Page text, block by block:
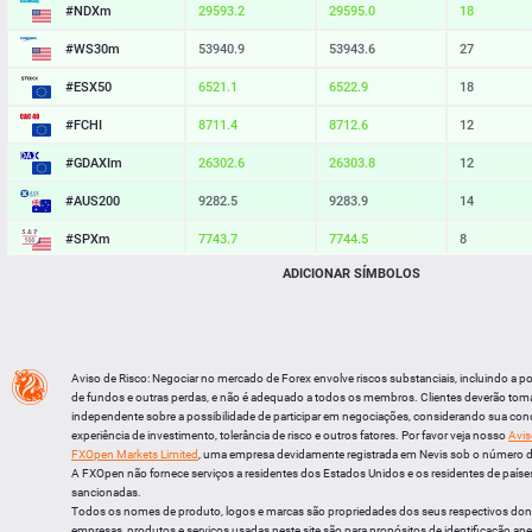
#NDXm 29593.2 29595.0 18
#WS30m 53940.9 53943.6 27
#ESX50 6521.1 6522.9 18
#FCHI 8711.4 8712.6 12
#GDAXIm 26302.6 26303.8 12
#AUS200 9282.5 9283.9 14
#SPXm 7743.7 7744.5 8
10895.4
LTCUSD 45.797 45.883 86
XRPUSD 1.02405 1.02565 160
ETHUSD 1910.384 1910.946 562
ADICIONAR SÍMBOLOS
Aviso de Risco: Negociar no mercado de Forex envolve riscos substanciais, incluindo a
de fundos e outras perdas, e não é adequado a todos os membros. Clientes deverão
independente sobre a possibilidade de participar em negociações, considerando sua
experiência de investimento, tolerância de risco e outros fatores. Por favor veja nosso
FXOpen Markets Limited , uma empresa devidamente registrada em Nevis sob o número
A FXOpen não fornece serviços a residentes dos Estados Unidos e os residentes de
sancionadas.
Todos os nomes de produto, logos e marcas são propriedades dos seus respectivos